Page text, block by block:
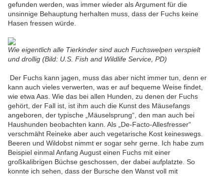
gefunden werden, was immer wieder als Argument für die
unsinnige Behauptung herhalten muss, dass der Fuchs keine
Hasen fressen würde.
Wie eigentlich alle Tierkinder sind auch Fuchswelpen verspielt
und drollig (Bild: U.S. Fish and Wildlife Service, PD)
Der Fuchs kann jagen, muss das aber nicht immer tun, denn er
kann auch vieles verwerten, was er auf bequeme Weise findet,
wie etwa Aas. Wie das bei allen Hunden, zu denen der Fuchs
gehört, der Fall ist, ist ihm auch die Kunst des Mäusefangs
angeboren, der typische „Mäuselsprung“, den man auch bei
Haushunden beobachten kann. Als „De-Facto-Allesfresser“
verschmäht Reineke aber auch vegetarische Kost keineswegs.
Beeren und Wildobst nimmt er sogar sehr gerne. Ich habe zum
Beispiel einmal Anfang August einen Fuchs mit einer
großkalibrigen Büchse geschossen, der dabei aufplatzte. So
konnte ich sehen, dass der Bursche den Wanst voll mit